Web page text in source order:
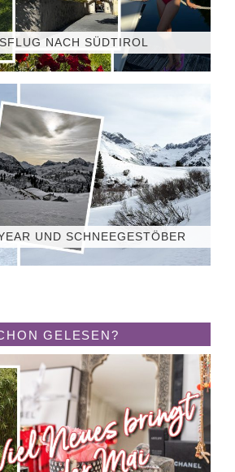
NACH SÜDTIROL
UND SCHNEEGESTÖBER
GELESEN?